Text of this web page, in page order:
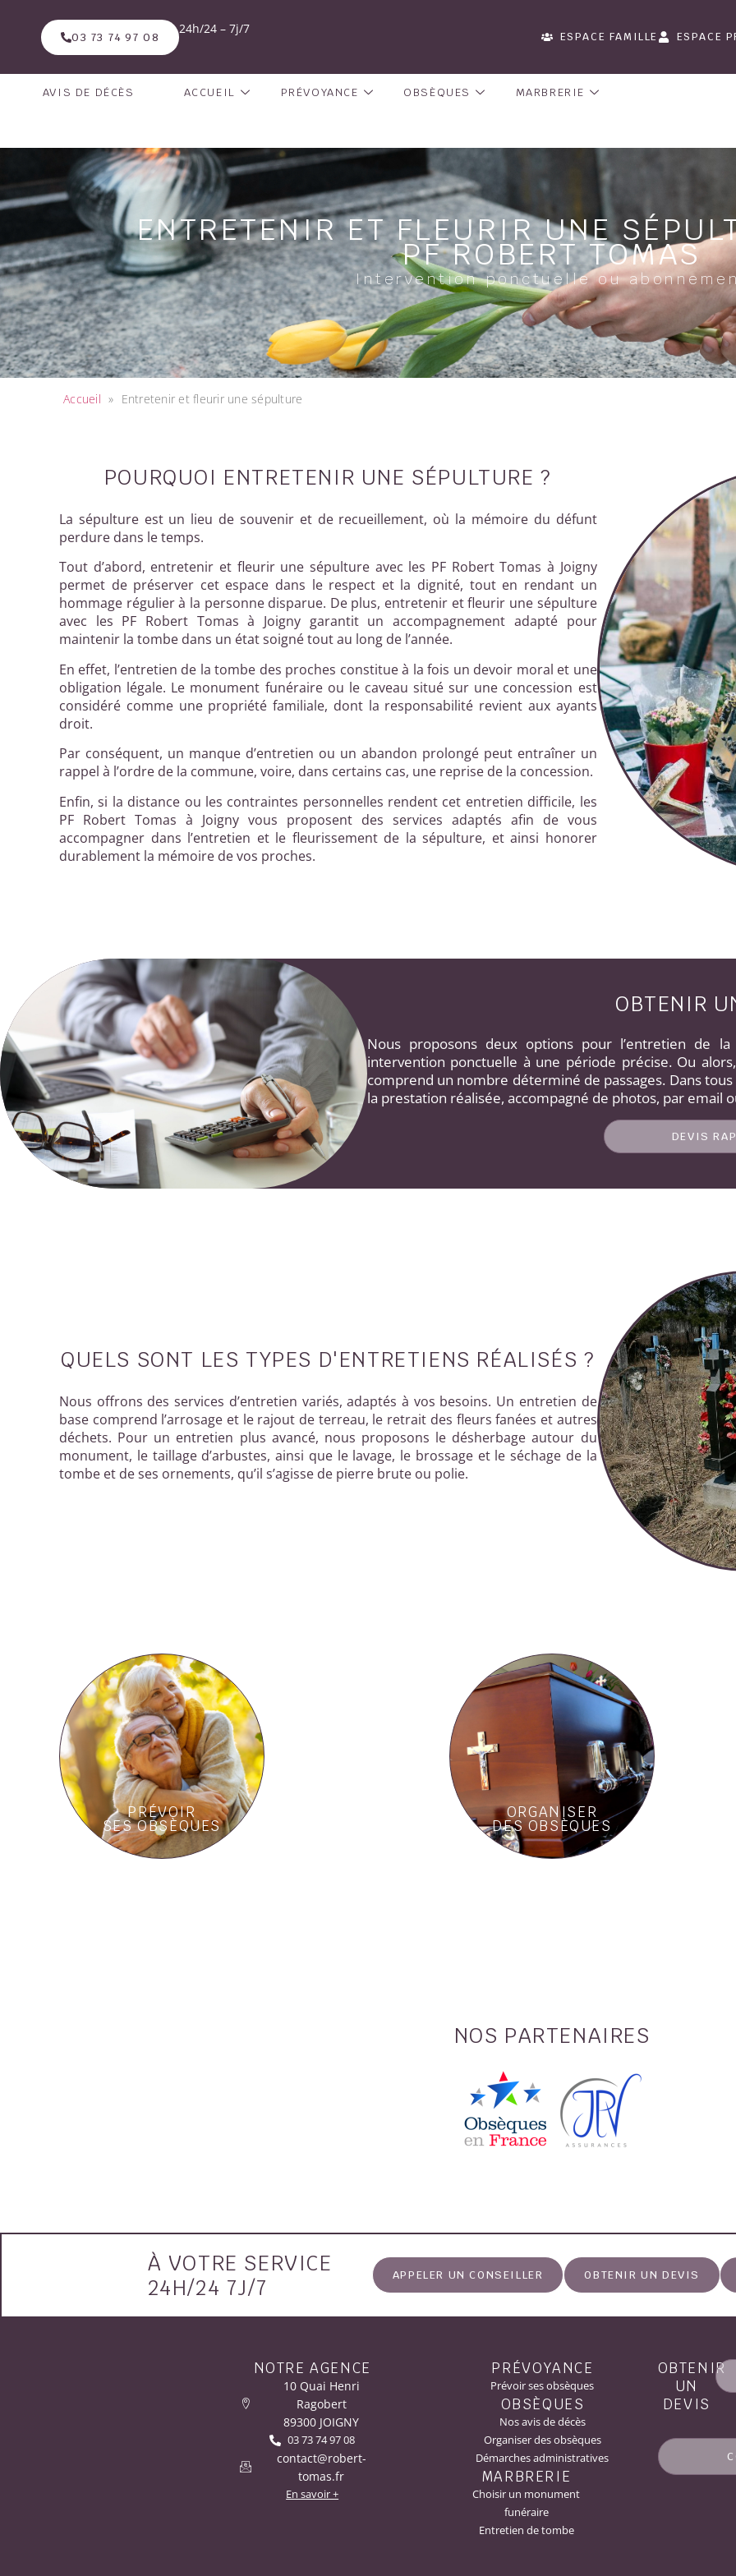
03 73 74 97 08
24h/24 – 7j/7
ESPACE FAMILLE ESPACE
AVIS DE DÉCÈS ACCUEIL PRÉVOYANCE OBSÈQUES MARBRERIE
ENTRETENIR ET FLEURIR UNE
PF ROBERT TOMAS
Intervention ponctuelle ou
Accueil » Entretenir et fleurir une sépulture
POURQUOI ENTRETENIR UNE SÉPULTURE ?
La sépulture est un lieu de souvenir et de recueillement, où la mémoire du défunt
perdure dans le temps.
Tout d’abord, entretenir et fleurir une sépulture avec les PF Robert Tomas à Joigny
permet de préserver cet espace dans le respect et la dignité, tout en rendant un
hommage régulier à la personne disparue. De plus, entretenir et fleurir une sépulture
avec les PF Robert Tomas à Joigny garantit un accompagnement adapté pour
maintenir la tombe dans un état soigné tout au long de l’année.
En effet, l’entretien de la tombe des proches constitue à la fois un devoir moral et une
obligation légale. Le monument funéraire ou le caveau situé sur une concession est
considéré comme une propriété familiale, dont la responsabilité revient aux ayants
droit.
Par conséquent, un manque d’entretien ou un abandon prolongé peut entraîner un
rappel à l’ordre de la commune, voire, dans certains cas, une reprise de la concession.
Enfin, si la distance ou les contraintes personnelles rendent cet entretien difficile, les
PF Robert Tomas à Joigny vous proposent des services adaptés afin de vous
accompagner dans l’entretien et le fleurissement de la sépulture, et ainsi honorer
durablement la mémoire de vos proches.
OBTENIR
Nous proposons deux options pour l’entretien de
intervention ponctuelle à une période précise. Ou
comprend un nombre déterminé de passages. Dans
la prestation réalisée, accompagné de photos, par email
DEVIS
QUELS SONT LES TYPES D'ENTRETIENS RÉALISÉS ?
Nous offrons des services d’entretien variés, adaptés à vos besoins. Un entretien de
base comprend l’arrosage et le rajout de terreau, le retrait des fleurs fanées et autres
déchets. Pour un entretien plus avancé, nous proposons le désherbage autour du
monument, le taillage d’arbustes, ainsi que le lavage, le brossage et le séchage de la
tombe et de ses ornements, qu’il s’agisse de pierre brute ou polie.
PRÉVOIR
SES OBSÈQUES
ORGANISER
DES OBSÈQUES
NOS PARTENAIRES
À VOTRE SERVICE
24H/24 7J/7
APPELER UN CONSEILLER OBTENIR UN DEVIS
NOTRE AGENCE
10 Quai Henri
Ragobert
89300 JOIGNY
03 73 74 97 08
contact@robert-
tomas.fr
En savoir +
PRÉVOYANCE
Prévoir ses obsèques
OBSÈQUES
Nos avis de décès
Organiser des obsèques
Démarches administratives
MARBRERIE
Choisir un monument
funéraire
Entretien de tombe
OBTENIR
UN
DEVIS